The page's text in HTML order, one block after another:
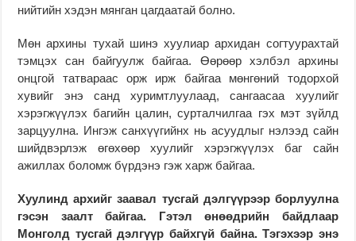
нийтийн хэдэн мянган цагдаатай болно.
Мөн архины тухай шинэ хуулиар архидан согтуурахтай
тэмцэх сан байгуулж байгаа. Өөрөөр хэлбэл архины
онцгой татвараас орж ирж байгаа мөнгөний тодорхой
хувийг энэ санд хуримтлуулаад, сангаасаа хуулийг
хэрэгжүүлэх багийн цалин, сурталчилгаа гэх мэт зүйлд
зарцуулна. Ингэж санхүүгийнх нь асуудлыг нэлээд сайн
шийдвэрлэж өгөхөөр хуулийг хэрэгжүүлэх баг сайн
ажиллах боломж бүрдэнэ гэж харж байгаа.
Хуулинд архийг заавал тусгай дэлгүүрээр борлуулна
гэсэн заалт байгаа. Гэтэл өнөөдрийн байдлаар
Монголд тусгай дэлгүүр байхгүй байна. Тэгэхээр энэ